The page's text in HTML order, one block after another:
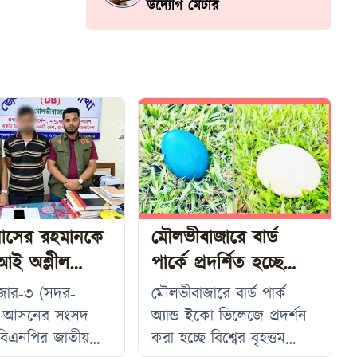
উদ্যোগ মেটার
রহমানকে
অশ্লীল
গ্রেপ্তার
৩ (সদর-
আসনের সংসদ
জাতীয়
মৌলভীবাজারে বার্ড
পার্কে প্রদর্শিত হচ্ছে
উটপাখি ও এমুর বিরল
ডিম
মৌলভীবাজারে বার্ড পার্ক
অ্যান্ড ইকো ভিলেজে প্রদর্শন
করা হচ্ছে বিশ্বের বৃহত্তম